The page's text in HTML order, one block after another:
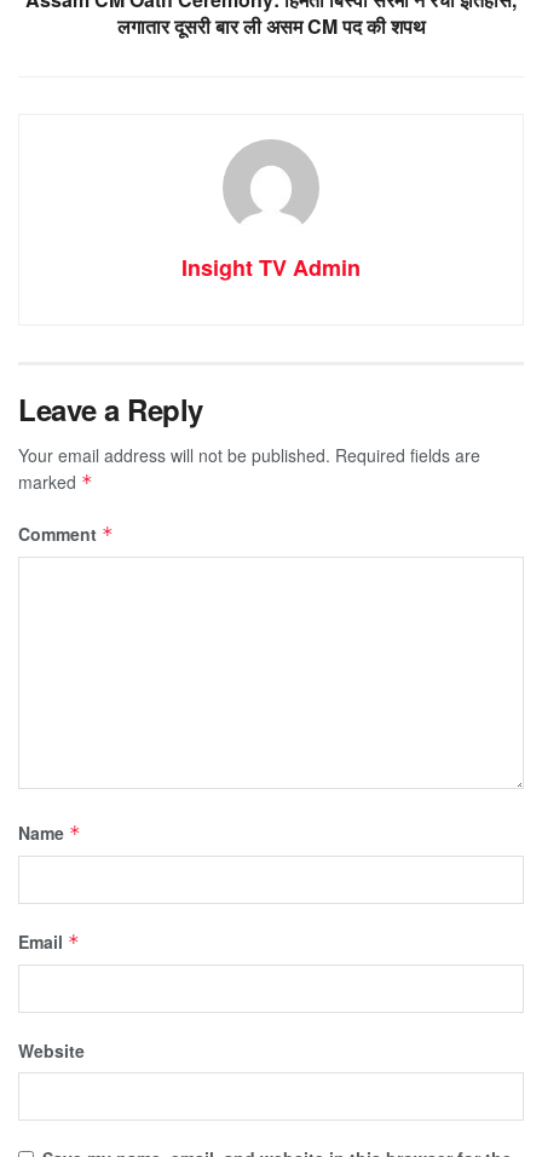
लगातार दूसरी बार ली असम CM पद की शपथ
Insight TV Admin
Leave a Reply
Your email address will not be published. Required fields are
marked *
Comment *
Name *
Email *
Website